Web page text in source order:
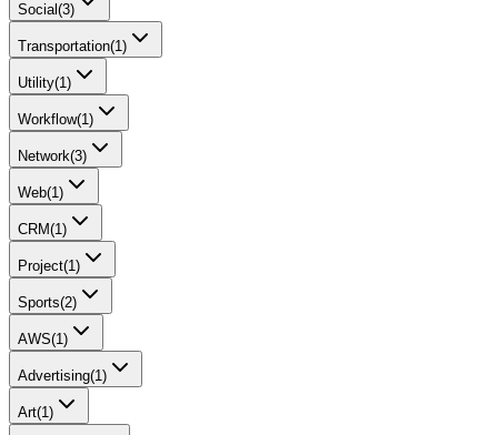
Social(3)
Transportation(1)
Utility(1)
Workflow(1)
Network(3)
Web(1)
CRM(1)
Project(1)
Sports(2)
AWS(1)
Advertising(1)
Art(1)